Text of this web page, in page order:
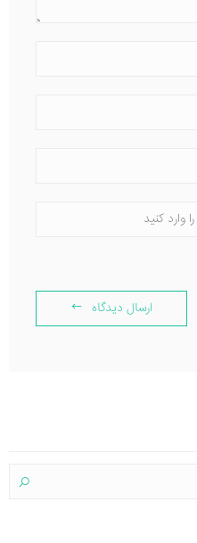
ارسال دیدگاه